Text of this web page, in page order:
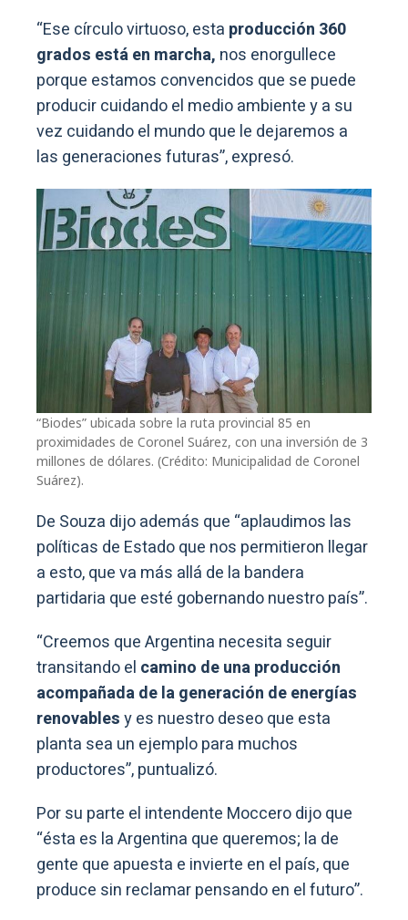
“Ese círculo virtuoso, esta producción 360
grados está en marcha, nos enorgullece
porque estamos convencidos que se puede
producir cuidando el medio ambiente y a su
vez cuidando el mundo que le dejaremos a
las generaciones futuras”, expresó.
“Biodes” ubicada sobre la ruta provincial 85 en
proximidades de Coronel Suárez, con una inversión de 3
millones de dólares. (Crédito: Municipalidad de Coronel
Suárez).
De Souza dijo además que “aplaudimos las
políticas de Estado que nos permitieron llegar
a esto, que va más allá de la bandera
partidaria que esté gobernando nuestro país”.
“Creemos que Argentina necesita seguir
transitando el camino de una producción
acompañada de la generación de energías
renovablesy es nuestro deseo que esta
planta sea un ejemplo para muchos
productores”, puntualizó.
Por su parte el intendente Moccero dijo que
“ésta es la Argentina que queremos; la de
gente que apuesta e invierte en el país, que
produce sin reclamar pensando en el futuro”.